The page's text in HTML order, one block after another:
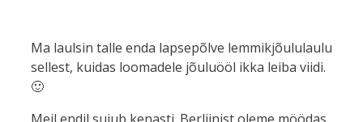
Ma laulsin talle enda lapsepõlve lemmikjõululaulu
sellest, kuidas loomadele jõuluööl ikka leiba viidi.
🙂